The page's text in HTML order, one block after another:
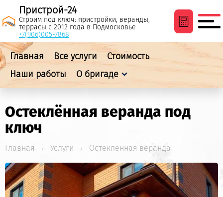
Пристрой-24
Строим под ключ: пристройки, веранды,
террасы с 2012 года в Подмосковье
+7(906)005-7868
Главная Все услуги
Стоимость
Наши работы
О бригаде
Остеклённая веранда под
ключ
Главная / Услуги / Остеклённая веранда